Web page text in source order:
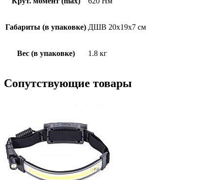
Габариты (в упаковке) ДШВ 20х19х7 см
Вес (в упаковке) 1.8 кг
Сопутствующие товары